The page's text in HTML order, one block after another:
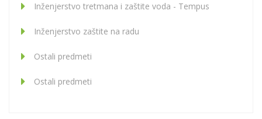
Inženjerstvo tretmana i zaštite voda - Tempus
Inženjerstvo zaštite na radu
Ostali predmeti
Ostali predmeti